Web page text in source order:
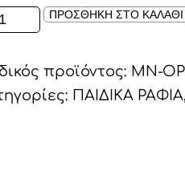
ΠΡΟΣΘΗΚΗ ΣΤΟ ΚΑΛΑΘΙ
προϊόντος: MN-
ΠΑΙΔΙΚΑ ΡΑΦΙΑ